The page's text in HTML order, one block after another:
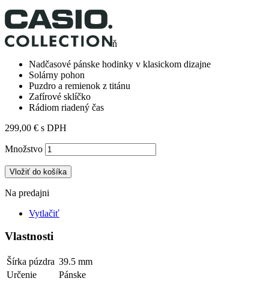
ň
Nadčasové pánske hodinky v klasickom dizajne
Solárny pohon
Puzdro a remienok z titánu
Zafírové sklíčko
Rádiom riadený čas
299,00 € s DPH
Množstvo
Vložiť do košíka
Na predajni
Vytlačiť
Vlastnosti
Šírka púzdra 39.5 mm
Určenie
Pánske